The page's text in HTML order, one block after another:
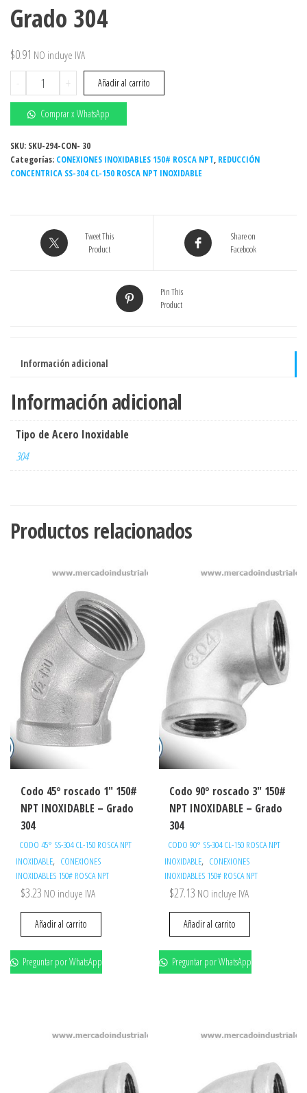
Grado 304
$0.91 NO incluye IVA
-
Reducción
roscada
1/2"
x
1/4"
150#
NPT
Grado
cantidad
+ Añadir al carrito
Comprar x WhatsApp
SKU: SKU-294-CON- 30
Categorías: CONEXIONES INOXIDABLES 150# ROSCA NPT, REDUCCIÓN
CONCENTRICA SS-304 CL-150 ROSCA NPT INOXIDABLE
Tweet This
Product
Share on
Facebook
Pin This
Product
Información adicional
Información adicional
Tipo de Acero Inoxidable
304
Productos relacionados
Codo 45° roscado 1″ 150#
NPT INOXIDABLE – Grado
304
CODO 45° SS-304 CL-150 ROSCA NPT
INOXIDABLE, CONEXIONES
INOXIDABLES 150# ROSCA NPT
$3.23 NO incluye IVA
Añadir al carrito
Preguntar por WhatsApp
Codo 90° roscado 3″ 150#
NPT INOXIDABLE – Grado
304
CODO 90° SS-304 CL-150 ROSCA NPT
INOXIDABLE, CONEXIONES
INOXIDABLES 150# ROSCA NPT
$27.13 NO incluye IVA
Añadir al carrito
Preguntar por WhatsApp